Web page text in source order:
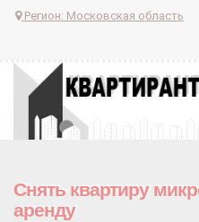
Регион: Московская область
Снять квартиру
аренду